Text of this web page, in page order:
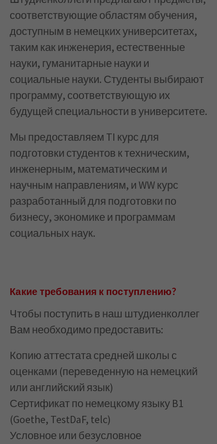
соответствующие областям обучения,
доступным в немецких университетах,
таким как инженерия, естественные
науки, гуманитарные науки и
социальные науки. Студенты выбирают
программу, соответствующую их
будущей специальности в университете.
Мы предоставляем TI курс для
подготовки студентов к техническим,
инженерным, математическим и
научным направлениям, и WW курс
разработанный для подготовки по
бизнесу, экономике и программам
социальных наук.
Какие требования к поступлению?
Чтобы поступить в наш штудиенколлег
Вам необходимо предоставить:
Копию аттестата средней школы с
оценками (переведенную на немецкий
или английский язык)
Сертификат по немецкому языку B1
(Goethe, TestDaF, telc)
Условное или безусловное